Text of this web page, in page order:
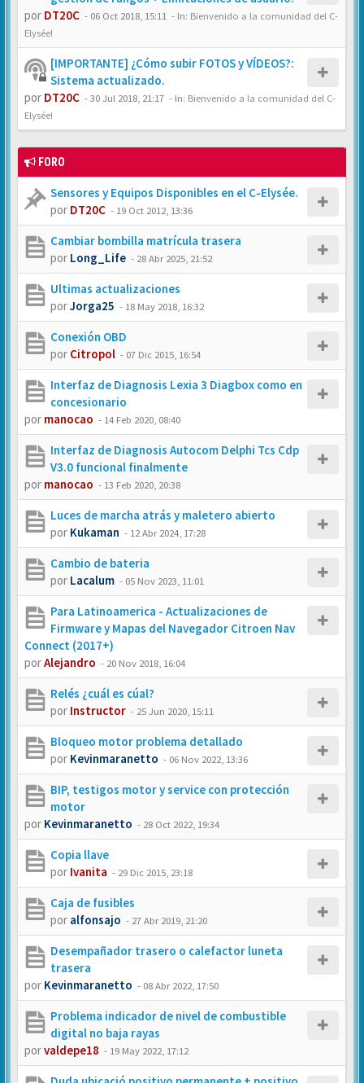
por DT20C - 06 Oct 2018, 15:11 - In: Bienvenido a la comunidad del C-
Elysée!
[IMPORTANTE] ¿Cómo subir FOTOS y VÍDEOS?:
Sistema actualizado.
por DT20C -30 Jul 2018, 21:17 - In: Bienvenido a la comunidad del C-
Elysée!
FORO
Sensores y Equipos Disponibles en el C-Elysée.
por DT20C - 19 Oct 2012, 13:36
Cambiar bombilla matrícula trasera
por Long_Life - 28 Abr 2025, 21:52
Ultimas actualizaciones
porJorga25 - 18 May 2018, 16:32
Conexión OBD
por Citropol - 07 Dic 2015, 16:54
Interfaz de Diagnosis Lexia 3 Diagbox como en
concesionario
por manocao - 14 Feb 2020, 08:40
Interfaz de Diagnosis Autocom Delphi Tcs Cdp
V3.0 funcional finalmente
por manocao - 13 Feb 2020, 20:38
Luces de marcha atrás y maletero abierto
por Kukaman - 12 Abr 2024, 17:28
Cambio de bateria
por Lacalum - 05 Nov 2023, 11:01
Para Latinoamerica - Actualizaciones de
Firmware y Mapas del Navegador Citroen Nav
Connect (2017+)
porAlejandro - 20 Nov 2018, 16:04
Relés ¿cuál es cúal?
por Instructor - 25 Jun 2020, 15:11
Bloqueo motor problema detallado
por Kevinmaranetto - 06 Nov 2022, 13:36
BIP, testigos motor y service con protección
motor
por Kevinmaranetto - 28 Oct 2022, 19:34
Copia llave
por Ivanita - 29 Dic 2015, 23:18
Caja de fusibles
por alfonsajo - 27 Abr 2019, 21:20
Desempañador trasero o calefactor luneta
trasera
por Kevinmaranetto - 08 Abr 2022, 17:50
Problema indicador de nivel de combustible
digital no baja rayas
porvaldepe18 - 19 May 2022, 17:12